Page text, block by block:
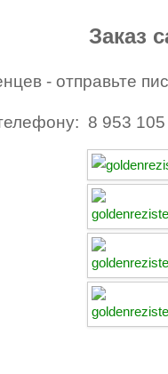
Заказ
- отправьте
8 953